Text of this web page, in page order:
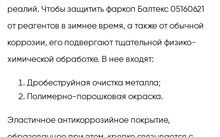
реалий. Чтобы защитить фаркоп Балтекс 05160621
от реагентов в зимнее время, а также от обычной
коррозии, его подвергают тщательной физико-
химической обработке. В нее входят:
Дробеструйная очистка металла;
Полимерно-порошковая окраска.
Эластичное антикоррозийное покрытие,